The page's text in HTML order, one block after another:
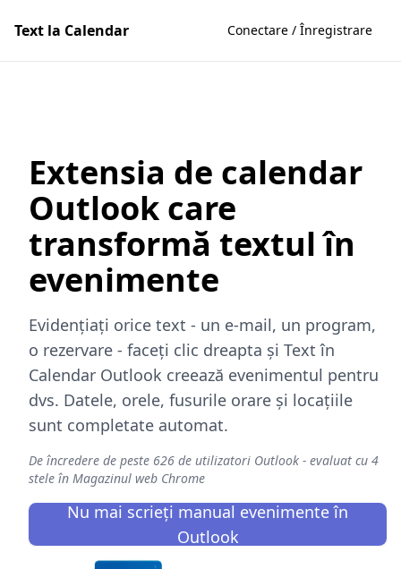
Text la Calendar Conectare / Înregistrare
Extensia de calendar
Outlook care
transformă textul în
evenimente
Evidențiați orice text - un e-mail, un program,
o rezervare - faceți clic dreapta și Text în
Calendar Outlook creează evenimentul pentru
dvs. Datele, orele, fusurile orare și locațiile
sunt completate automat.
De încredere de peste 626 de utilizatori Outlook - evaluat cu 4
stele în Magazinul web Chrome
Nu mai scrieți manual evenimente în
Outlook